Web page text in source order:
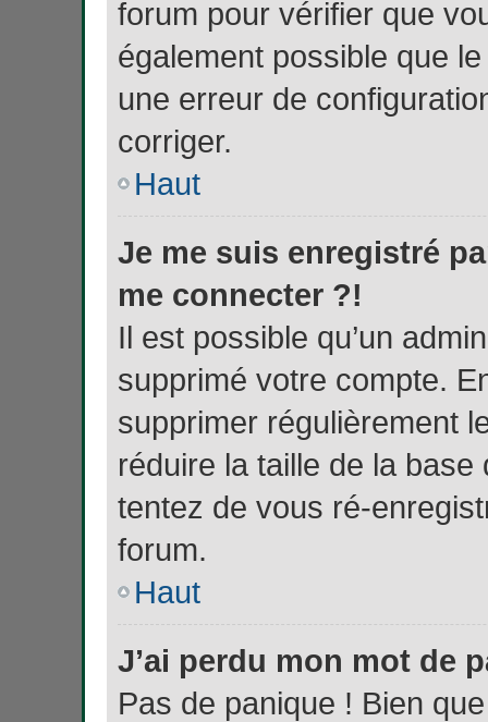
forum pour vérifier que
également possible que
une erreur de
corriger.
Haut
Je me suis enregistré
me connecter ?!
Il est possible qu’un
supprimé votre compte.
supprimer régulièrement
réduire la taille de la
tentez de vous ré-
forum.
Haut
J’ai perdu mon mot de
Pas de panique ! Bien